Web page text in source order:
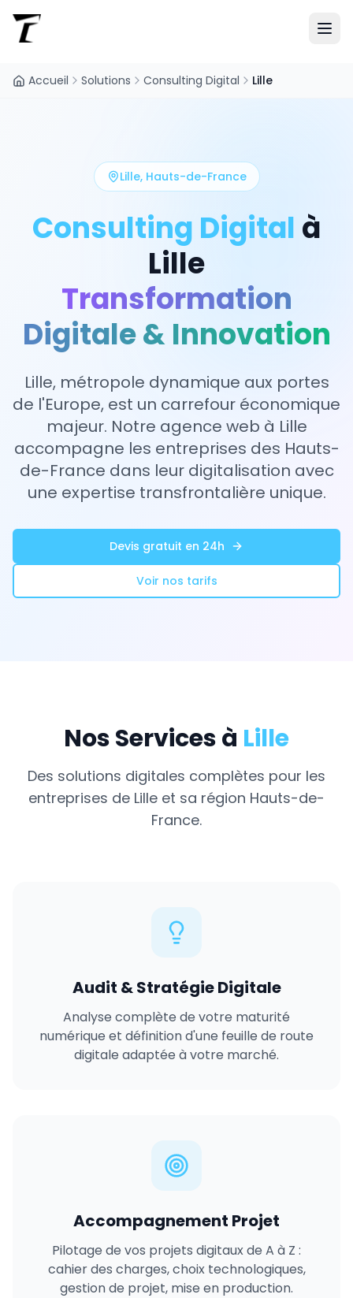
Accueil Solutions Consulting Digital Lille
Lille, Hauts-de-France
Consulting Digital à
Lille
Transformation
Digitale & Innovation
Lille, métropole dynamique aux portes
de l'Europe, est un carrefour économique
majeur. Notre agence web à Lille
accompagne les entreprises des Hauts-
de-France dans leur digitalisation avec
une expertise transfrontalière unique.
Devis gratuit en 24h
Voir nos tarifs
Nos Services à Lille
Des solutions digitales complètes pour les
entreprises de Lille et sa région Hauts-de-
France.
Audit & Stratégie Digitale
Analyse complète de votre maturité
numérique et définition d'une feuille de route
digitale adaptée à votre marché.
Accompagnement Projet
Pilotage de vos projets digitaux de A à Z :
cahier des charges, choix technologiques,
gestion de projet, mise en production.